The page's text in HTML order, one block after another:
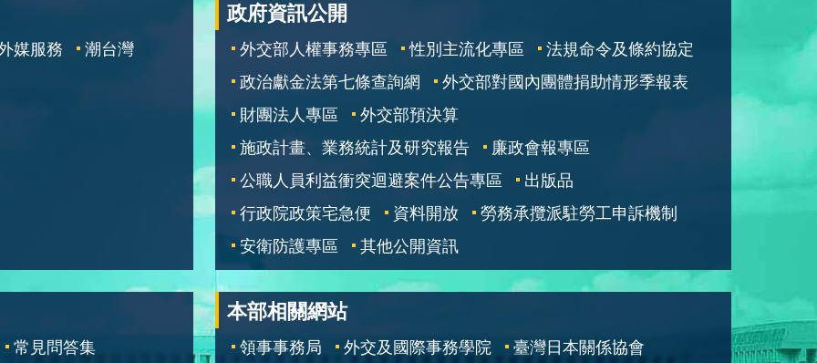
媒服務 潮台灣
政府資訊公開
外交部人權事務專區 性別主流化專區
法規命令及條約協定
政治獻金法第七條查詢網
外交部對國內團體捐助情形季報表
財團法人專區
外交部預決算
施政計畫、業務統計及研究報告
廉政會報專區
公職人員利益衝突迴避案件公告專區
出版品
行政院政策宅急便
資料開放
勞務承攬派駐勞工申訴機制
安衛防護專區
其他公開資訊
常見問答集
本部相關網站
領事事務局 外交及國際事務學院
臺灣日本關係協會